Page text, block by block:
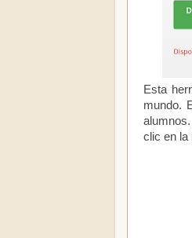
Esta
mundo.
clic en la